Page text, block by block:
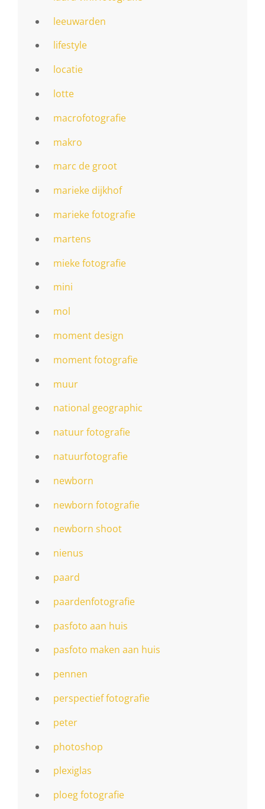
leeuwarden
lifestyle
locatie
lotte
macrofotografie
makro
marc de groot
marieke dijkhof
marieke fotografie
martens
mieke fotografie
mini
mol
moment design
moment fotografie
muur
national geographic
natuur fotografie
natuurfotografie
newborn
newborn fotografie
newborn shoot
nienus
paard
paardenfotografie
pasfoto aan huis
pasfoto maken aan huis
pennen
perspectief fotografie
peter
photoshop
plexiglas
ploeg fotografie